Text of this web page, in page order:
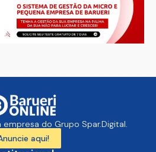
do Grupo Spar.Digital.
aqui!